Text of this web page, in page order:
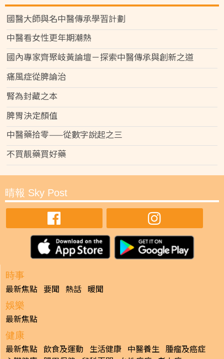
國醫大師與名中醫傳承學習計劃
中醫看女性更年期潮熱
國內專家齊聚岐黃論壇－探索中醫傳承與創新之道
痛風症從脾論治
腎為封藏之本
脾胃決定顏值
中醫藥拾零——從數字說起之三
不買靚藥買好藥
晴報 Sky Post
時事
最新焦點 要聞 熱話 暖聞
娛樂
最新焦點
健康
最新焦點 飲食及運動 生活健康 中醫養生 腫瘤及癌症